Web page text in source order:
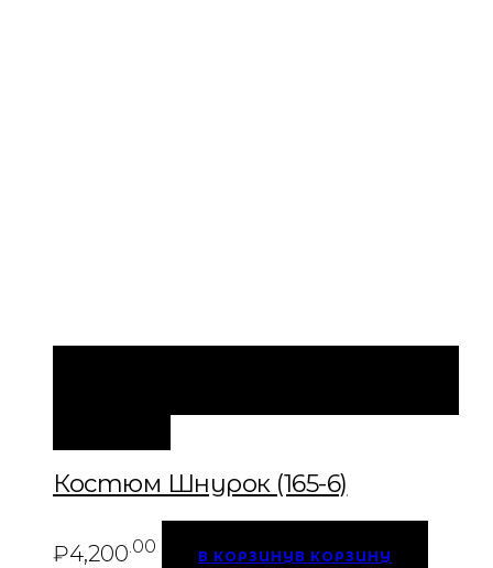
Костюм Шнурок (165-6)
₽4,200.00 В КОРЗИНУ В КОРЗИНУ